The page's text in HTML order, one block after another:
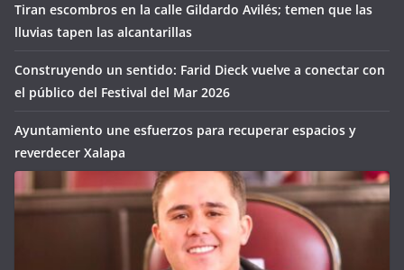
Tiran escombros en la calle Gildardo Avilés; temen que las
lluvias tapen las alcantarillas
Construyendo un sentido: Farid Dieck vuelve a conectar con
el público del Festival del Mar 2026
Ayuntamiento une esfuerzos para recuperar espacios y
reverdecer Xalapa